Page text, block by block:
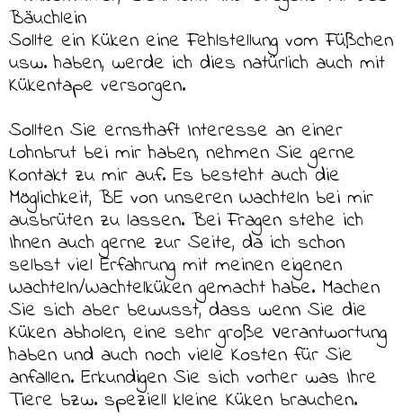
Bäuchlein
Sollte ein Küken eine Fehlstellung vom Füßchen
usw. haben, werde ich dies natürlich auch mit
Kükentape versorgen.
Sollten Sie ernsthaft Interesse an einer
Lohnbrut bei mir haben, nehmen Sie gerne
Kontakt zu mir auf. Es besteht auch die
Möglichkeit, BE von unseren Wachteln bei mir
ausbrüten zu lassen. Bei Fragen stehe ich
Ihnen auch gerne zur Seite, da ich schon
selbst viel Erfahrung mit meinen eigenen
Wachteln/Wachtelküken gemacht habe. Machen
Sie sich aber bewusst, dass wenn Sie die
Küken abholen, eine sehr große Verantwortung
haben und auch noch viele Kosten für Sie
anfallen. Erkundigen Sie sich vorher was Ihre
Tiere bzw. speziell kleine Küken brauchen.